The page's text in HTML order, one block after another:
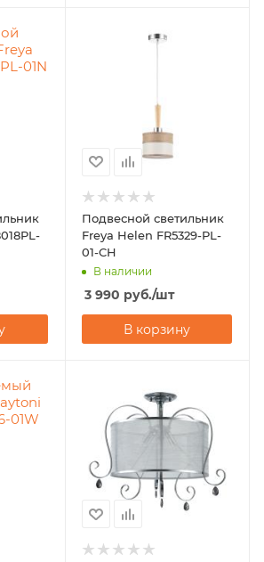
Подвесной светильник
Freya Helen FR5329-PL-
01-CH
В наличии
3 990 руб./шт
В корзину